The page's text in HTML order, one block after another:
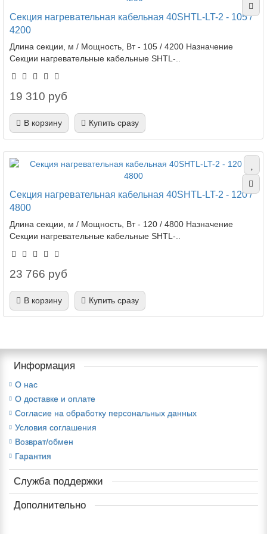
Секция нагревательная кабельная 40SHTL-LT-2 - 105 /
4200
Длина секции, м / Мощность, Вт - 105 / 4200 Назначение
Секции нагревательные кабельные SHTL-..
19 310 руб
В корзину Купить сразу
Секция нагревательная кабельная 40SHTL-LT-2 - 120 /
4800
Длина секции, м / Мощность, Вт - 120 / 4800 Назначение
Секции нагревательные кабельные SHTL-..
23 766 руб
В корзину Купить сразу
Информация
О нас
О доставке и оплате
Cогласие на обработку персональных данных
Условия соглашения
Возврат/обмен
Гарантия
Служба поддержки
Дополнительно